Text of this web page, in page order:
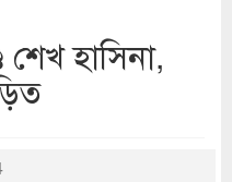
শেখ হাসিনা,